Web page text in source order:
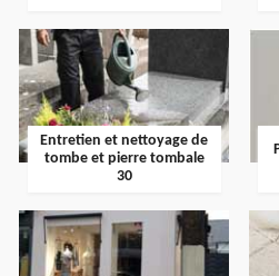
Entretien et nettoyage de
tombe et pierre tombale
30